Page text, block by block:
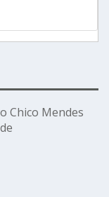
Chico Mendes